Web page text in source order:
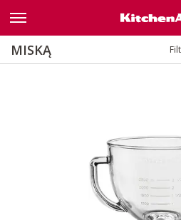
MISKĄ
Transparent
A-Z
Z-A